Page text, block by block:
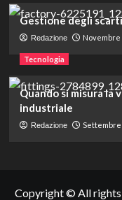
Gestione degli
Redazione Novembre
Tecnologia
Quando si misura la
industriale
Redazione Settembre
Copyright © All rights